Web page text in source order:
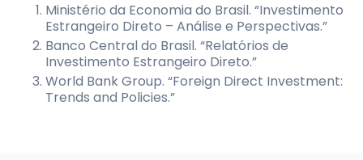
Ministério da Economia do Brasil. “Investimento
Estrangeiro Direto – Análise e Perspectivas.”
Banco Central do Brasil. “Relatórios de
Investimento Estrangeiro Direto.”
World Bank Group. “Foreign Direct Investment:
Trends and Policies.”